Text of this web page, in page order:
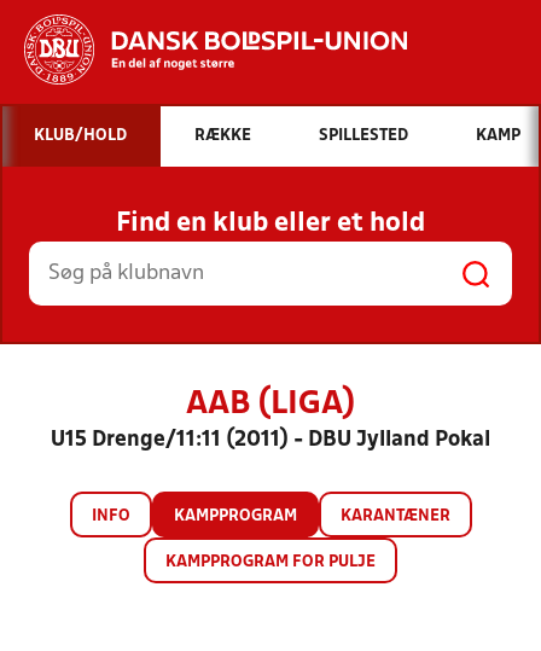
Hvad vil du søge efter?
INDHOLD OG NYHEDER
STILLINGER, RESULTATER, KLUBBER OG
HOLD
KLUB/HOLD RÆKKE SPILLESTED KAMP
Find en klub eller et hold
AAB (LIGA)
U15 Drenge/11:11 (2011) - DBU Jylland Pokal
INFO KAMPPROGRAM KARANTÆNER
KAMPPROGRAM FOR PULJE